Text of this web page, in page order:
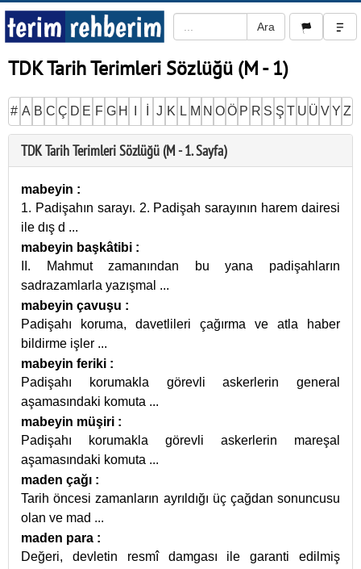
TDK Tarih Terimleri Sözlüğü (M - 1)
# A B C Ç D E F G H J K L M N O Ö P R S Ş T U Ü V Y Z
TDK Tarih Terimleri Sözlüğü (M - 1. Sayfa)
mabeyin :
1. Padişahın sarayı. 2. Padişah sarayının harem dairesi
ile dış d ...
mabeyin başkâtibi :
II. Mahmut zamanından bu yana padişahların
sadrazamlarla yazışmal ...
mabeyin çavuşu :
Padişahı koruma, davetlileri çağırma ve atla haber
bildirme işler ...
mabeyin feriki :
Padişahı korumakla görevli askerlerin general
aşamasındaki komuta ...
mabeyin müşiri :
Padişahı korumakla görevli askerlerin mareşal
aşamasındaki komuta ...
maden çağı :
Tarih öncesi zamanların ayrıldığı üç çağdan sonuncusu
olan ve mad ...
maden para :
Değeri, devletin resmî damgası ile garanti edilmiş